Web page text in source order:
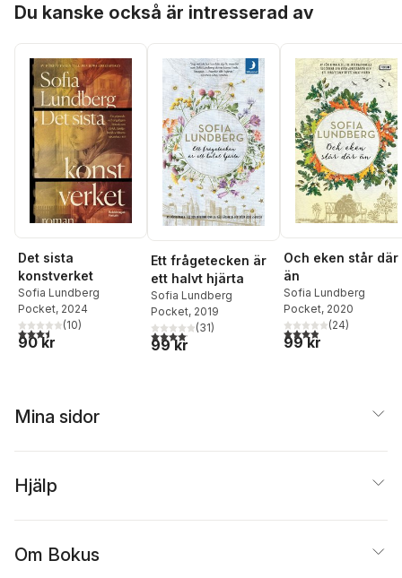
Du kanske också är intresserad av
Det sista
konstverket
Sofia Lundberg
Pocket, 2024
3,5utav 5 stjärnor. Totalt antal röster:
(10)
90 kr
Ett frågetecken är
ett halvt hjärta
Sofia Lundberg
Pocket, 2019
4,1utav 5 stjärnor. Totalt antal röster:
(31)
99 kr
Och eken står där
än
Sofia Lundberg
Pocket, 2020
3,9utav 5 stjärnor.
(24)
99 kr
Mina sidor
Hjälp
Om Bokus